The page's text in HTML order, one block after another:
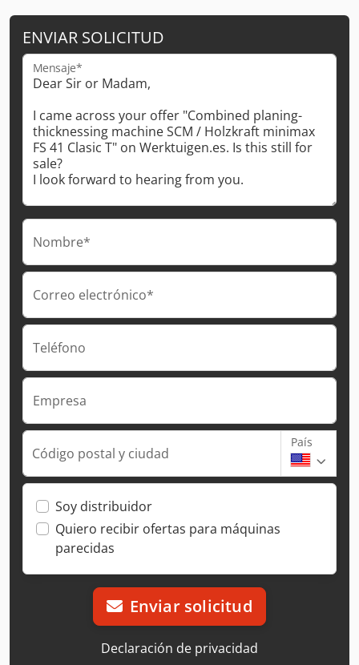
ENVIAR SOLICITUD
Mensaje*
Nombre*
Correo electrónico*
Teléfono
Empresa
Código postal y ciudad
País
Soy distribuidor
Quiero recibir ofertas para máquinas
parecidas
Enviar solicitud
Declaración de privacidad